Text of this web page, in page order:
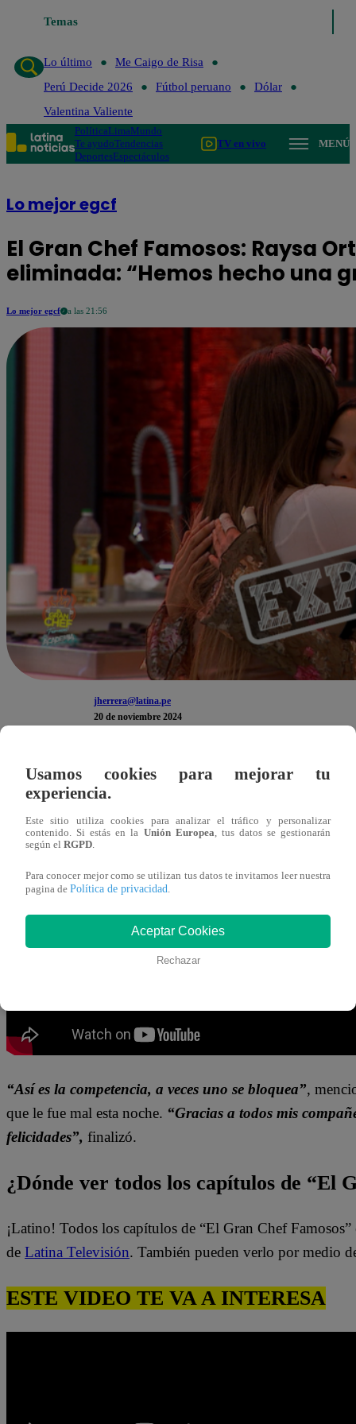
Temas
Lo último
Me Caigo de Risa
Perú Decide 2026
Fútbol peruano
Dólar
Valentina Valiente
PolíticaLimaMundo
Te ayudoTendencias
DeportesEspectáculos
TV en vivo MENÚ
Lo mejor egcf
El Gran Chef Famosos: Raysa
eliminada: “Hemos hecho una
Lo mejor egcf a las 21:56
jherrera@latina.pe
20 de noviembre 2024
Se vivió de una arduo ciclo semifinal en la cocina de
enfrentaron para avanzar al ciclo final.
esta noche yla elegida por el jurado fue Raysa Ortiz.
hecho una gran familia entre todos. Agradecer como
“Así es la competencia, a veces uno se bloquea”,
que le fue mal esta noche. “Gracias a todos mis
felicidades”, finalizó.
¿Dónde ver todos los capítulos de “El
¡Latino! Todos los capítulos de “El Gran Chef
de Latina Televisión. También pueden verlo por medio
ESTE VIDEO TE VA A INTERESA
Usamos cookies para mejorar tu
experiencia.
Este sitio utiliza cookies para analizar el tráfico y personalizar
contenido. Si estás en la Unión Europea, tus datos se gestionarán
según el RGPD.
Para conocer mejor como se utilizan tus datos te invitamos leer nuestra
pagina de Política de privacidad.
Aceptar Cookies
Rechazar